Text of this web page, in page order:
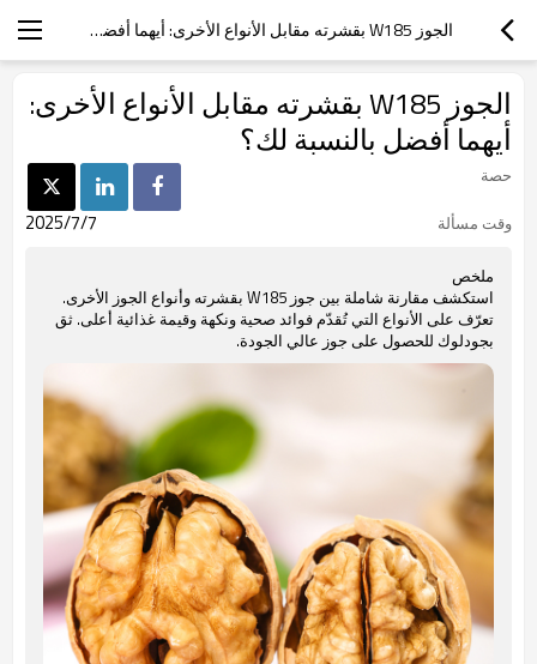
الجوز W185 بقشرته مقابل الأنواع الأخرى: أيهما أفضل بالنسبة لك؟
الجوز W185 بقشرته مقابل الأنواع الأخرى:
أيهما أفضل بالنسبة لك؟
حصة
وقت مسألة
2025/7/7
ملخص
استكشف مقارنة شاملة بين جوز W185 بقشرته وأنواع الجوز الأخرى.
تعرّف على الأنواع التي تُقدّم فوائد صحية ونكهة وقيمة غذائية أعلى. ثق
بجودلوك للحصول على جوز عالي الجودة.